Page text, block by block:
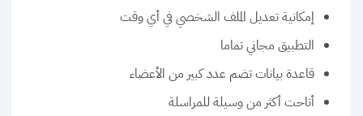
إمكانية تعديل الملف الشخصي في أي وقت
التطبيق مجاني تماما
قاعدة بيانات تضم عدد كبير من الأعضاء
أتاحت أكثر من وسيلة للمراسلة